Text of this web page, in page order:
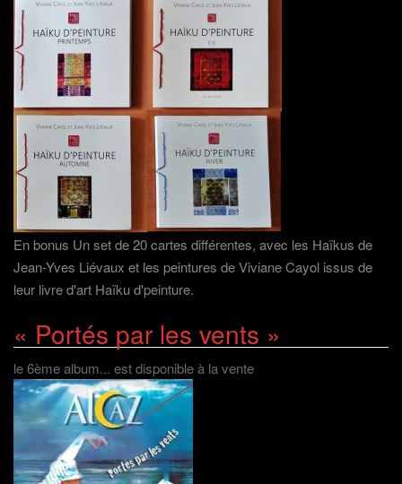
En bonus Un set de 20 cartes différentes, avec les Haïkus de
Jean-Yves Liévaux et les peintures de Viviane Cayol issus de
leur livre d'art Haïku d'peinture.
« Portés par les vents »
le 6ème album... est disponible à la vente